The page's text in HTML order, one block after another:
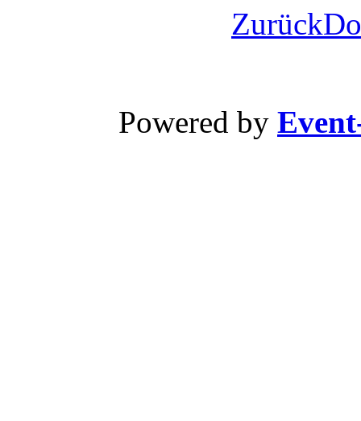
Zurück
Powered by